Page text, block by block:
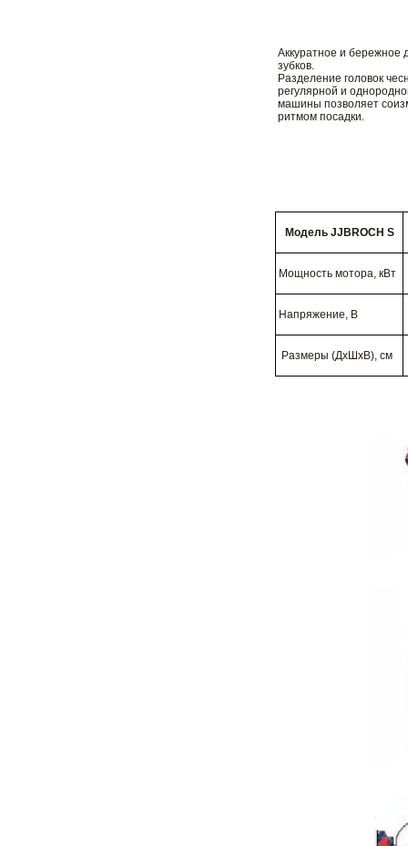
Аккуратное и бережное
зубков.
Разделение головок
регулярной и
машины позволяет
ритмом посадки.
Модель JJBROCH S
Мощность мотора, кВт
Напряжение, В
Размеры (ДхШхВ), см